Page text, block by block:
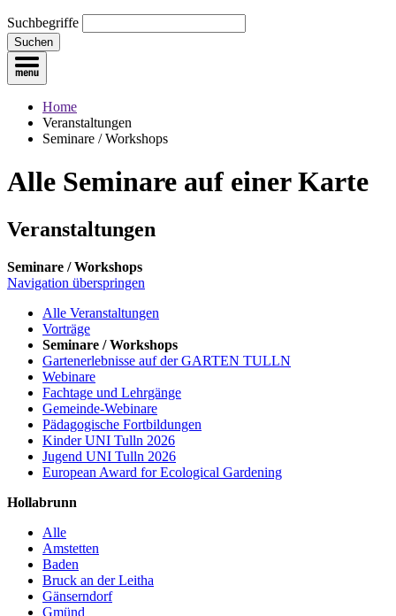
Suchbegriffe
Suchen
Home
Veranstaltungen
Seminare / Workshops
Alle Seminare auf einer Karte
Veranstaltungen
Seminare / Workshops
Navigation überspringen
Alle Veranstaltungen
Vorträge
Seminare / Workshops
Gartenerlebnisse auf der GARTEN TULLN
Webinare
Fachtage und Lehrgänge
Gemeinde-Webinare
Pädagogische Fortbildungen
Kinder UNI Tulln 2026
Jugend UNI Tulln 2026
European Award for Ecological Gardening
Hollabrunn
Alle
Amstetten
Baden
Bruck an der Leitha
Gänserndorf
Gmünd